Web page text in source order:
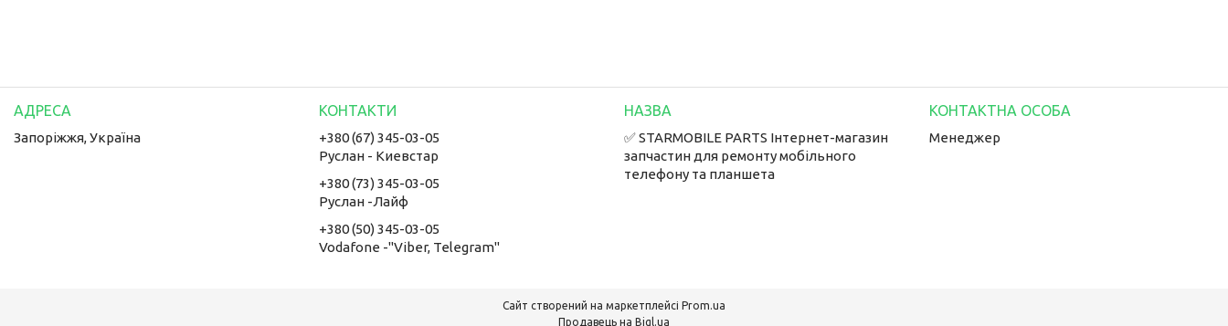
Запоріжжя, Україна
+380 (67) 345-03-05
Руслан - Киевстар
+380 (73) 345-03-05
Руслан -Лайф
+380 (50) 345-03-05
Vodafone -"Viber, Telegram"
✅ STARMOBILE PARTS Інтернет-магазин
запчастин для ремонту мобільного
телефону та планшета
Менеджер
Сайт створений на маркетплейсі Prom.ua
Продавець на Bigl.ua